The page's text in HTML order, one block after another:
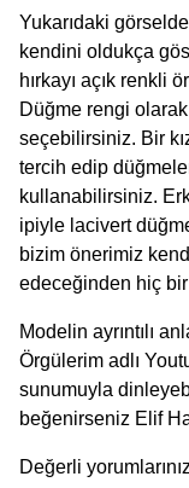
Yukarıdaki
kendini oldukça
hırkayı açık renkli
Düğme rengi
seçebilirsiniz. Bir
tercih edip
kullanabilirsiniz.
ipiyle lacivert
bizim önerimiz
edeceğinden hiç
Modelin ayrıntılı
Örgülerim adlı
sunumuyla
beğenirseniz Elif
Değerli